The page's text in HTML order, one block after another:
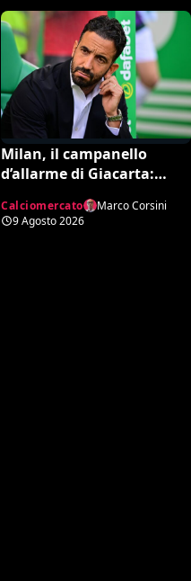
Milan, il campanello
d’allarme di Giacarta:
sbloccare Inacio e
Hojbjerg
Calciomercato
Marco Corsini
9 Agosto 2026